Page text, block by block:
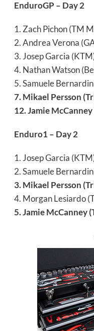
EnduroGP – Day 2
1. Zach Pichon (TM
2. Andrea Verona
3. Josep Garcia
4. Nathan Watson
5. Samuele
7. Mikael Persson
12. Jamie
Enduro1 – Day 2
1. Josep Garcia
2. Samuele
3. Mikael Persson
4. Morgan Lesiardo
5. Jamie McCanney